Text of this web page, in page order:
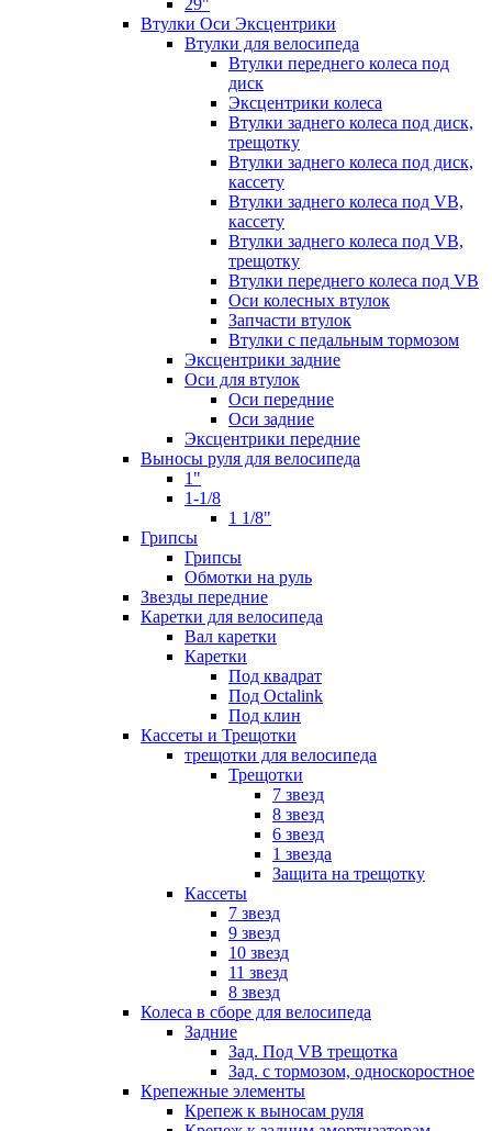
Втулки Оси Эксцентрики
Втулки для велосипеда
Втулки переднего колеса под
диск
Эксцентрики колеса
Втулки заднего колеса под диск,
трещотку
Втулки заднего колеса под диск,
кассету
Втулки заднего колеса под VB,
кассету
Втулки заднего колеса под VB,
трещотку
Втулки переднего колеса под VB
Оси колесных втулок
Запчасти втулок
Втулки с педальным тормозом
Эксцентрики задние
Оси для втулок
Оси передние
Оси задние
Эксцентрики передние
Выносы руля для велосипеда
1"
1-1/8
1 1/8"
Грипсы
Грипсы
Обмотки на руль
Звезды передние
Каретки для велосипеда
Вал каретки
Каретки
Под квадрат
Под Octalink
Под клин
Кассеты и Трещотки
трещотки для велосипеда
Трещотки
7 звезд
8 звезд
6 звезд
1 звезда
Защита на трещотку
Кассеты
7 звезд
9 звезд
10 звезд
11 звезд
8 звезд
Колеса в сборе для велосипеда
Задние
Зад. Под VB трещотка
Зад. с тормозом, односкоростное
Крепежные элементы
Крепеж к выносам руля